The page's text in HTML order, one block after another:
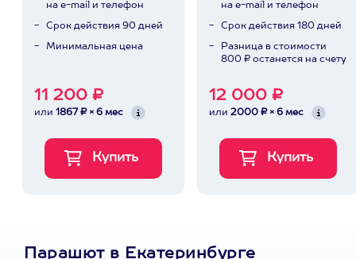
на e-mail и телефон
Срок действия 90 дней
Минимальная цена
11 200 ₽
или 1867 ₽ × 6 мес
на e-mail и телефон
Срок действия 180 дней
Разница в стоимости
800 ₽ останется на счету
12 000 ₽
или 2000 ₽ × 6 мес
Парашют в Екатеринбурге